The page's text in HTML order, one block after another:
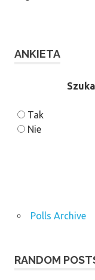
ANKIETA
Tak
Nie
Polls Archive
RANDOM